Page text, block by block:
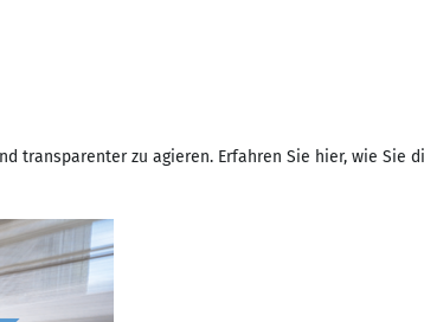
zu agieren. Erfahren Sie hier, wie Sie